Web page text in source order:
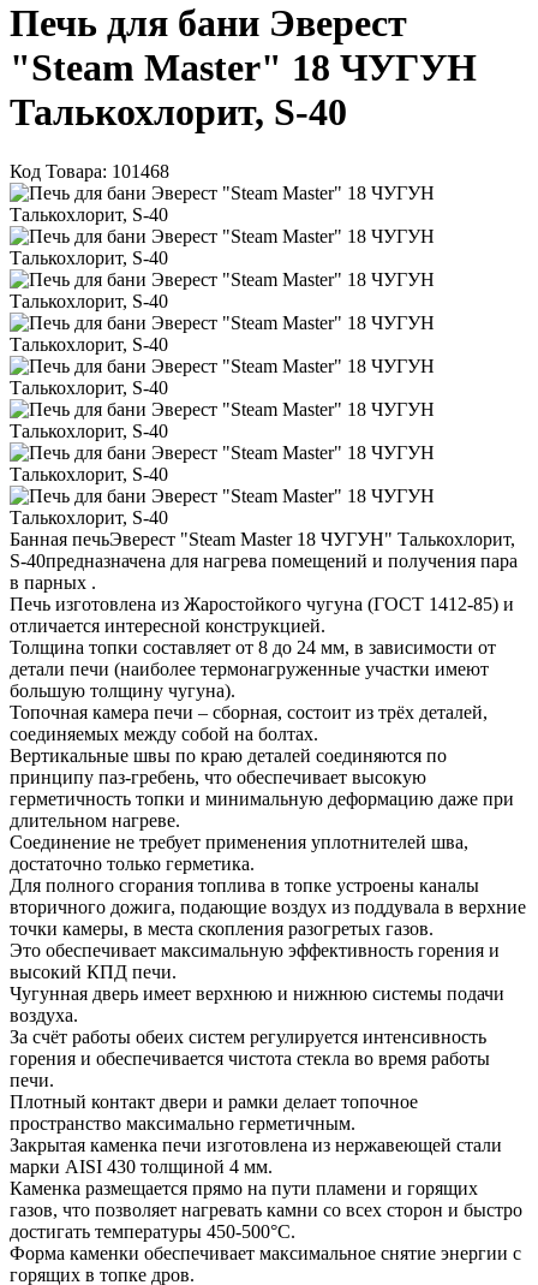
Печь для бани Эверест
"Steam Master" 18 ЧУГУН
Талькохлорит, S-40
Код Товара: 101468
Банная печьЭверест "Steam Master 18 ЧУГУН" Талькохлорит,
S-40предназначена для нагрева помещений и получения пара
в парных .
Печь изготовлена из Жаростойкого чугуна (ГОСТ 1412-85) и
отличается интересной конструкцией.
Толщина топки составляет от 8 до 24 мм, в зависимости от
детали печи (наиболее термонагруженные участки имеют
большую толщину чугуна).
Топочная камера печи – сборная, состоит из трёх деталей,
соединяемых между собой на болтах.
Вертикальные швы по краю деталей соединяются по
принципу паз-гребень, что обеспечивает высокую
герметичность топки и минимальную деформацию даже при
длительном нагреве.
Соединение не требует применения уплотнителей шва,
достаточно только герметика.
Для полного сгорания топлива в топке устроены каналы
вторичного дожига, подающие воздух из поддувала в верхние
точки камеры, в места скопления разогретых газов.
Это обеспечивает максимальную эффективность горения и
высокий КПД печи.
Чугунная дверь имеет верхнюю и нижнюю системы подачи
воздуха.
За счёт работы обеих систем регулируется интенсивность
горения и обеспечивается чистота стекла во время работы
печи.
Плотный контакт двери и рамки делает топочное
пространство максимально герметичным.
Закрытая каменка печи изготовлена из нержавеющей стали
марки AISI 430 толщиной 4 мм.
Каменка размещается прямо на пути пламени и горящих
газов, что позволяет нагревать камни со всех сторон и быстро
достигать температуры 450-500°C.
Форма каменки обеспечивает максимальное снятие энергии с
горящих в топке дров.